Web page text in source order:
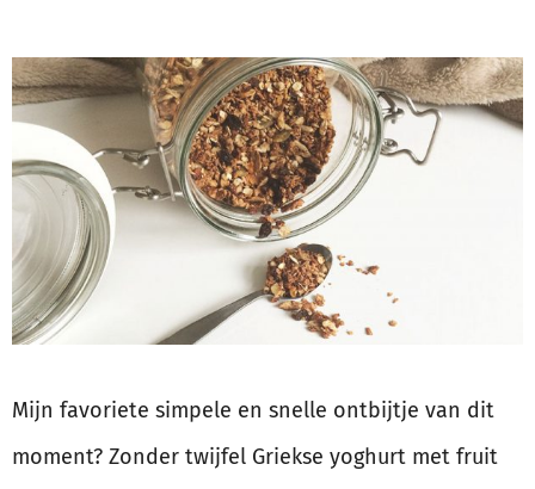
Mijn favoriete simpele en snelle ontbijtje van dit
moment? Zonder twijfel Griekse yoghurt met fruit